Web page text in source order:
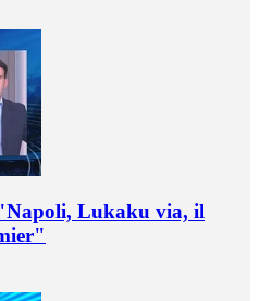
Lukaku via, il